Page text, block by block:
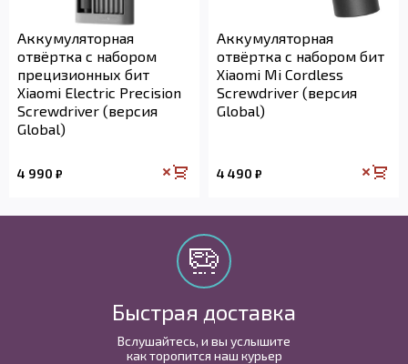
Аккумуляторная
отвёртка с набором
прецизионных бит
Xiaomi Electric Precision
Screwdriver (версия
Global)
4 990 ₽
Аккумуляторная
отвёртка с набором бит
Xiaomi Mi Cordless
Screwdriver (версия
Global)
4 490 ₽
Быстрая доставка
Вслушайтесь, и вы услышите
как торопится наш курьер